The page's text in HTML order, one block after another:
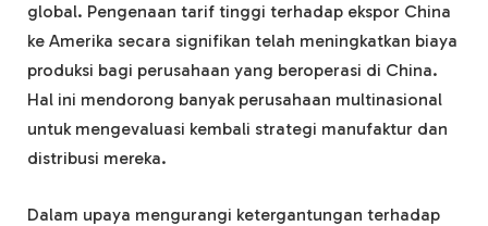
global. Pengenaan tarif tinggi terhadap ekspor China
ke Amerika secara signifikan telah meningkatkan biaya
produksi bagi perusahaan yang beroperasi di China.
Hal ini mendorong banyak perusahaan multinasional
untuk mengevaluasi kembali strategi manufaktur dan
distribusi mereka.
Dalam upaya mengurangi ketergantungan terhadap